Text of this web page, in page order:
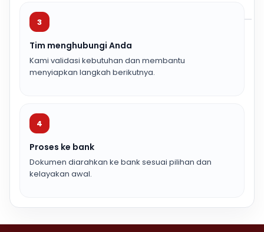
3
Tim menghubungi Anda
Kami validasi kebutuhan dan membantu
menyiapkan langkah berikutnya.
4
Proses ke bank
Dokumen diarahkan ke bank sesuai pilihan dan
kelayakan awal.